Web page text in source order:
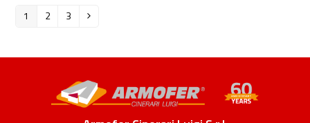
Pagina
1 Pagina
2 Pagina
3 Successivo